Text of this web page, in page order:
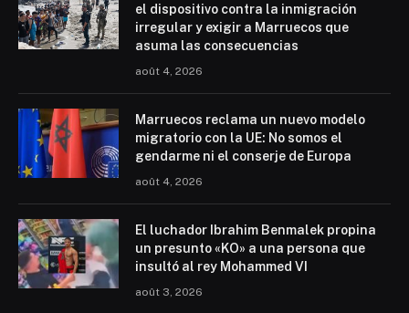
el dispositivo contra la inmigración
irregular y exigir a Marruecos que
asuma las consecuencias
août 4, 2026
Marruecos reclama un nuevo modelo
migratorio con la UE: No somos el
gendarme ni el conserje de Europa
août 4, 2026
El luchador Ibrahim Benmalek propina
un presunto «KO» a una persona que
insultó al rey Mohammed VI
août 3, 2026